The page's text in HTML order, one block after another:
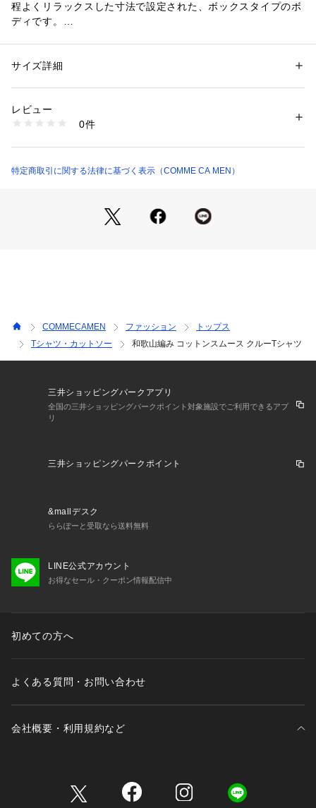
程よくリラックスした寸法で設定された、ボックスタイプのボ
ディです。
後ろ身首元に、同色ロゴ刺繍もさりげないアクセントにしてま
保湿性と放湿性のバランスがとれた糸に仕上げています。
性別：メンズ
素材：綿100%
商品番号：
07-42TK03-205 （ショップ）
サイズ詳細
レビュー
0件
特定商取引に関する法律に基づく表示（COMME CA MEN）
COMMECAMEN ファッション
トップス
Tシャツ・カットソー
和歌山編み コットンスムース クルーTシャツ
三井ショッピングパークアプリ
全国の三井ショッピングパークポイント対象施設でご利用できるアプ
リ
三井ショッピングパークポイント
&mallデスク
ららぽーと受取なら送料無料
LINE公式アカウント
お得なセール・クーポン情報配信中
初めての方へ
よくある質問・お問い合わせ
会社概要・利用規約など